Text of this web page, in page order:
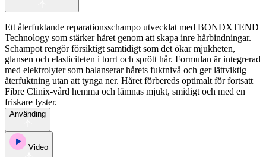
Ett återfuktande reparationsschampo utvecklat med BONDXTEND
Technology som stärker håret genom att skapa inre hårbindningar.
Schampot rengör försiktigt samtidigt som det ökar mjukheten,
glansen och elasticiteten i torrt och sprött hår. Formulan är integrerad
med elektrolyter som balanserar hårets fuktnivå och ger lättviktig
återfuktning utan att tynga ner. Håret förbereds optimalt för fortsatt
Fibre Clinix-vård hemma och lämnas mjukt, smidigt och med en
friskare lyster.
Använding
Video